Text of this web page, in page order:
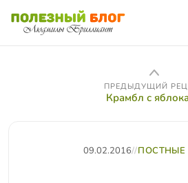
ПРЕДЫДУЩИЙ
Крамбл с
09.02.2016//